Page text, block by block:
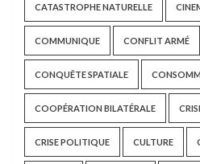
CATASTROPHE NATURELLE
COMMUNIQUE CONFLIT ARMÉ
CONQUÊTE SPATIALE
COOPÉRATION BILATÉRALE
CRISE POLITIQUE CULTURE